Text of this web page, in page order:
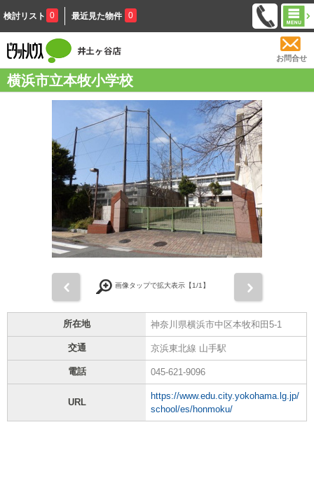
検討リスト 0 最近見た物件 0
お問合せ
横浜市立本牧小学校
画像タップで拡大表示【1/1】
所在地 神奈川県横浜市中区本牧和田5-1
交通 京浜東北線 山手駅
電話 045-621-9096
URL
https://www.edu.city.yokohama.lg.jp/
school/es/honmoku/